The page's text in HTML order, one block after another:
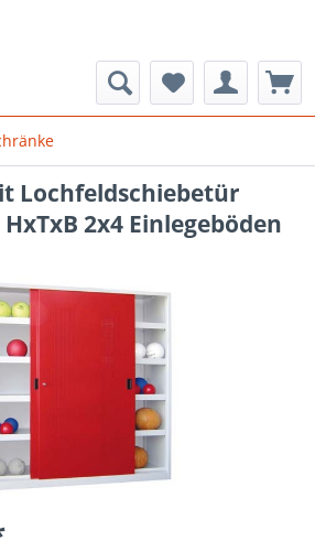
Lochfeldschiebetür
2x4 Einlegeböden